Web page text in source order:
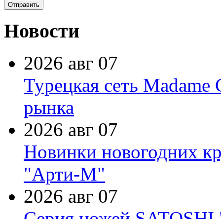
Новости
2026 авг 07
Турецкая сеть Madame
рынка
2026 авг 07
Новинки новогодних
"Арти-М"
2026 авг 07